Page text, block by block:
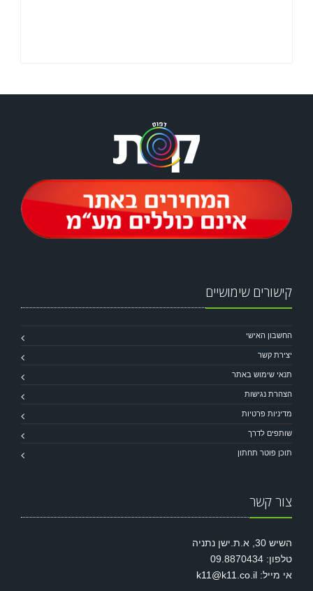
קישורים שימושיים
החשבון האישי
יצירת קשר
תנאי שימוש באתר
הצהרת נגישות
מדיניות פרטיות
שותפים לדרך
תוכן פוטר תחתון
צור קשר
השיש 30, א.ת.ישן נתניה
טלפון: 09.8870434
אי מייל: k11@k11.co.il